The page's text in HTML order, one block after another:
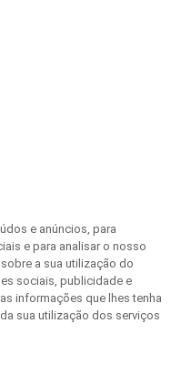
e anúncios, para
e para analisar o nosso
a sua utilização do
sociais, publicidade e
informações que lhes tenha
sua utilização dos serviços